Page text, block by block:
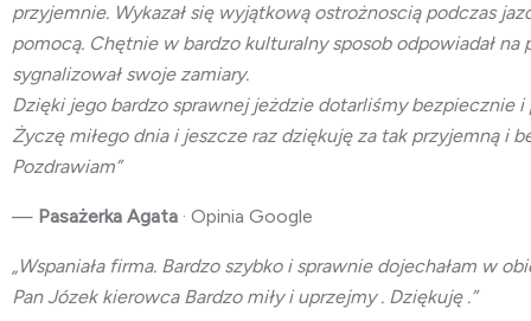
przyjemnie. Wykazał się wyjątkową ostrożnoscią podczas
pomocą. Chętnie w bardzo kulturalny sposob odpowiadał na
sygnalizował swoje zamiary.
Dzięki jego bardzo sprawnej jeżdzie dotarliśmy bezpiecznie i
Życzę miłego dnia i jeszcze raz dziękuję za tak przyjemną i
Pozdrawiam”
— Pasażerka Agata · Opinia Google
„Wspaniała firma. Bardzo szybko i sprawnie dojechałam w
Pan Józek kierowca Bardzo miły i uprzejmy . Dziękuję .”